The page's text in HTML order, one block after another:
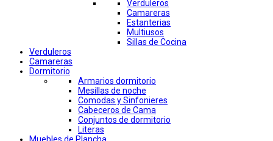
Verduleros
Camareras
Estanterias
Multiusos
Sillas de Cocina
Verduleros
Camareras
Dormitorio
Armarios dormitorio
Mesillas de noche
Comodas y Sinfonieres
Cabeceros de Cama
Conjuntos de dormitorio
Literas